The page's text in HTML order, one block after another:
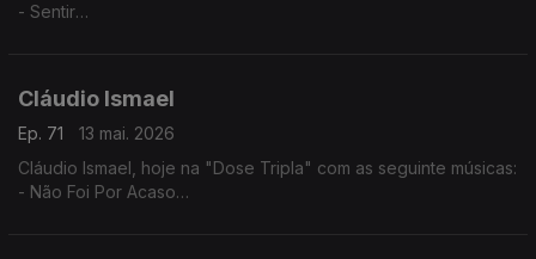
- Sentir
Cláudio Ismael
Ep. 71
13 mai. 2026
Cláudio Ismael, hoje na "Dose Tripla" com as seguinte músicas:
- Não Foi Por Acaso